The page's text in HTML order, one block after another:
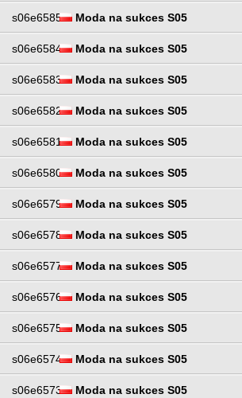
s06e6585 Moda na sukces S05
s06e6584 Moda na sukces S05
s06e6583 Moda na sukces S05
s06e6582 Moda na sukces S05
s06e6581 Moda na sukces S05
s06e6580 Moda na sukces S05
s06e6579 Moda na sukces S05
s06e6578 Moda na sukces S05
s06e6577 Moda na sukces S05
s06e6576 Moda na sukces S05
s06e6575 Moda na sukces S05
s06e6574 Moda na sukces S05
s06e6573 Moda na sukces S05